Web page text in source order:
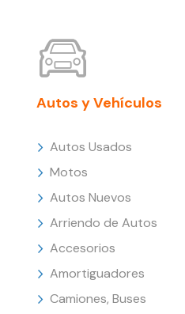
Autos y Vehículos
Autos Usados
Motos
Autos Nuevos
Arriendo de Autos
Accesorios
Amortiguadores
Camiones, Buses